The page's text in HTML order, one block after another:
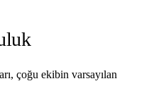
çoğu ekibin varsayılan